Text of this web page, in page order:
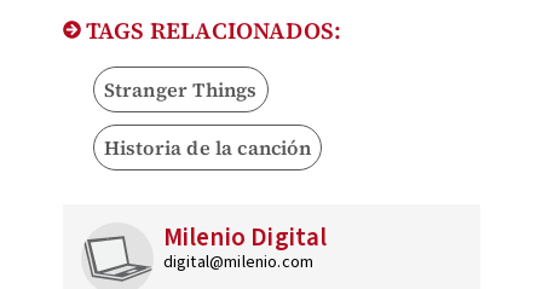
TAGS RELACIONADOS:
Stranger Things
Historia de la canción
Milenio Digital
digital@milenio.com